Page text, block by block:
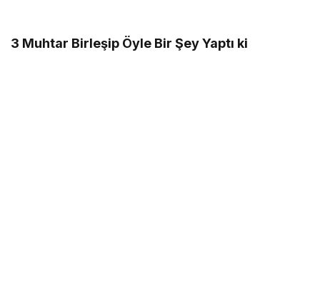
3 Muhtar Birleşip Öyle Bir Şey Yaptı ki